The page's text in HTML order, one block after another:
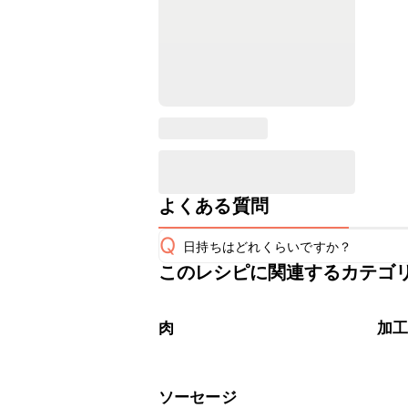
よくある質問
Q 日持ちはどれくらいですか？
保存期間は冷蔵で翌日中が目安です
このレシピに関連するカテゴ
肉 加
ソーセージ